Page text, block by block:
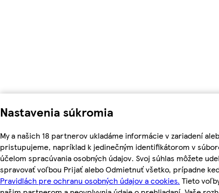
Nastavenia súkromia
My a našich 18 partnerov ukladáme informácie v zariadení
pristupujeme, napríklad k jedinečným identifikátorom v
účelom spracúvania osobných údajov. Svoj súhlas môžete
spravovať voľbou Prijať alebo Odmietnuť všetko, prípadne
Pravidlách pre ochranu osobných údajov a cookies. Tieto